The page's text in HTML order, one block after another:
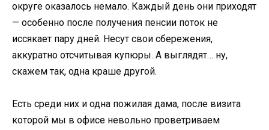
округе оказалось немало. Каждый день они приходят
— особенно после получения пенсии поток не
иссякает пару дней. Несут свои сбережения,
аккуратно отсчитывая купюры. А выглядят… ну,
скажем так, одна краше другой.
Есть среди них и одна пожилая дама, после визита
которой мы в офисе невольно проветриваем